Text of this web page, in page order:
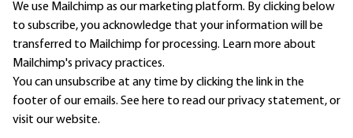
We use Mailchimp as our marketing platform. By clicking below
to subscribe, you acknowledge that your information will be
transferred to Mailchimp for processing. Learn moreabout
Mailchimp's privacy practices.
You can unsubscribe at any time by clicking the link in the
footer of our emails. See here to read ourprivacy statement, or
visit our website.